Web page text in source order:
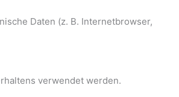
Daten (z. B. Internetbrowser,
verwendet werden.